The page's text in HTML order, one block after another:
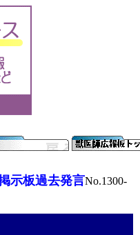
示板過去発言No.1300-